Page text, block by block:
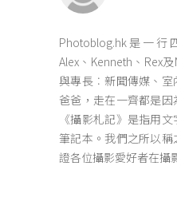
Photoblog.hk是一行
Alex、Kenneth、Rex
與專長︰新聞傳媒、
爸爸，走在一齊都是因
《攝影札記》是指用
筆記本。我們之所以
證各位攝影愛好者在攝